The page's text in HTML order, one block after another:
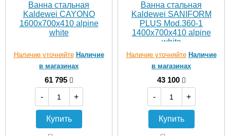
Ванна стальная
Kaldewei CAYONO
1600х700х410 alpine
white
Наличие уточняйте Наличие
в магазинах
61 795
-
+
Купить
Ванна стальная
Kaldewei SANIFORM
PLUS Mod.360-1
1400х700х410 alpine
white
Наличие уточняйте Наличие
в магазинах
43 100
-
+
Купить